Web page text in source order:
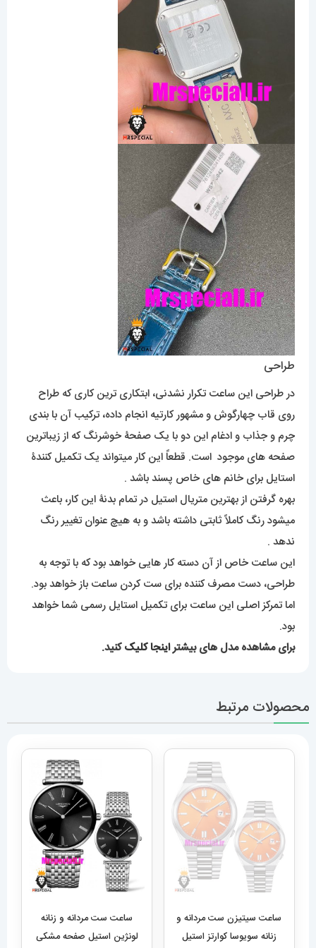
طراحی
در طراحی این ساعت تکرار نشدنی، ابتکاری ترین کاری که طراح
روی قاب چهارگوش و مشهور کارتیه انجام داده، ترکیب آن با بندی
چرم و جذاب و ادغام این دو با یک صفحۀ خوشرنگ که از زیباترین
صفحه های موجود است. قطعاً این کار میتواند یک تکمیل کنندۀ
استایل برای خانم های خاص پسند باشد .
بهره گرفتن از بهترین متریال استیل در تمام بدنۀ این کار، باعث
میشود رنگ کاملاً ثابتی داشته باشد و به هیچ عنوان تغییر رنگ
ندهد .
این ساعت خاص از آن دسته کار هایی خواهد بود که با توجه به
طراحی، دست مصرف کننده برای ست کردن ساعت باز خواهد بود.
اما تمرکز اصلی این ساعت برای تکمیل استایل رسمی شما خواهد
بود.
برای مشاهده مدل های بیشتراینجا کلیککنید.
محصولات مرتبط
ساعت سیتیزن ست مردانه و
زنانه سویوسا کوارتز استیل
ساعت ست مردانه و زنانه
لونژین استیل صفحه مشکی